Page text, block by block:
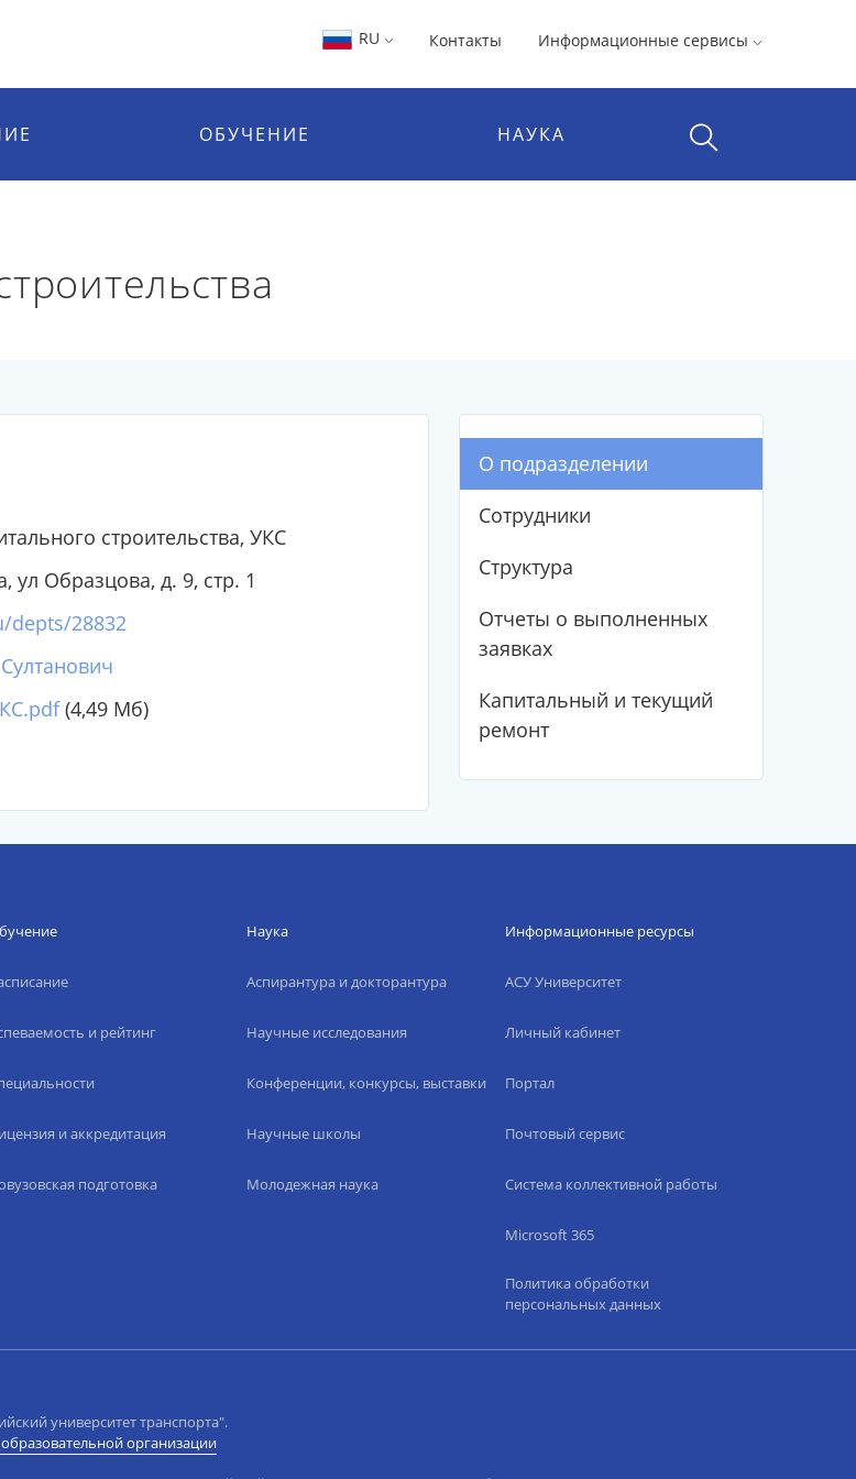
RU Контакты Информационные сервисы
ОБУЧЕНИЕ НАУКА
строительства, УКС
ул Образцова, д. 9, стр. 1
28832
(4,49 Мб)
О подразделении
Сотрудники
Структура
Отчеты о выполненных
заявках
Капитальный и текущий
ремонт
и рейтинг
и аккредитация
подготовка
Наука
Аспирантура и докторантура
Научные исследования
Конференции, конкурсы, выставки
Научные школы
Молодежная наука
Информационные ресурсы
АСУ Университет
Личный кабинет
Портал
Почтовый сервис
Система коллективной работы
Microsoft 365
Политика обработки
персональных данных
университет транспорта".
организации